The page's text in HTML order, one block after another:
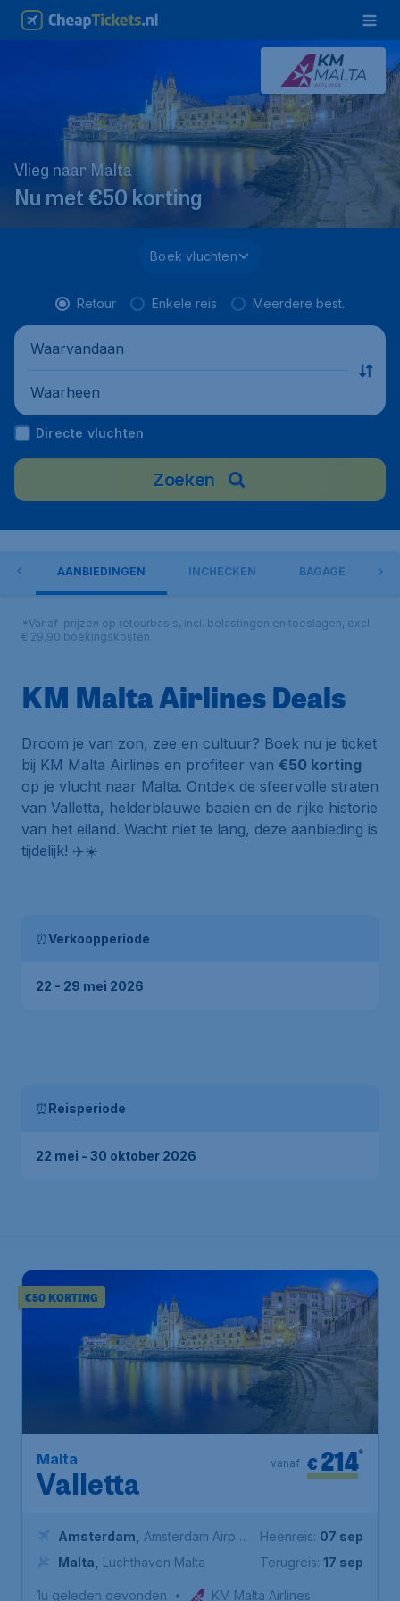
Vlieg naar Malta
Nu met €50 korting
Boek vluchten
Retour Enkele reis Meerdere best.
Waarvandaan
Waarheen
Directe vluchten
Zoeken
AANBIEDINGEN INCHECKEN BAGAGE
*Vanaf-prijzen op retourbasis, incl. belastingen en toeslagen, excl.
€ 29,90 boekingskosten.
KM Malta Airlines Deals
Droom je van zon, zee en cultuur? Boek nu je ticket
bij KM Malta Airlines en profiteer van €50 korting
op je vlucht naar Malta. Ontdek de sfeervolle straten
van Valletta, helderblauwe baaien en de rijke historie
van het eiland. Wacht niet te lang, deze aanbieding is
tijdelijk! ✈️☀️
⏰Verkoopperiode
22 - 29 mei 2026
⏰Reisperiode
22 mei - 30 oktober 2026
€50 KORTING
Malta
Valletta
€ 214*
vanaf
Amsterdam
Amsterdam Airport
Schiphol
Malta Luchthaven Malta
Heenreis: 07 sep
Terugreis: 17 sep
1u geleden gevonden • KM Malta Airlines